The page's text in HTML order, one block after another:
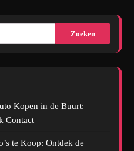
Zoeken
Kopen in de Buurt:
Contact
te Koop: Ontdek de